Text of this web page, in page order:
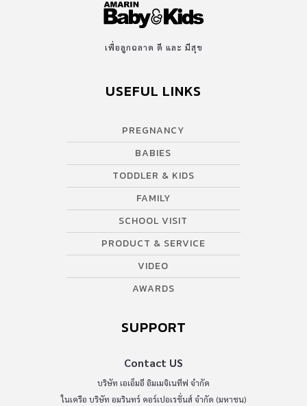
ช่วยสร้างความเข้มแข็งภายในใจ ส่งผลต่อให้ร่างกายแข็งแรงและมี
สุขลักษณะที่ดี กินอาหารถูกโภชนาการ มีบ้านที่ปลอดภัยและสภาพ
แวดล้อมดี หรือส่งเสริมการเรียนรู้และทักษะชีวิตให้กับเด็ก ซึ่งในการ
ทั่วประเทศได้ร่วมลงคะแนนโหวตแบรนด์สินค้าและบริการโดนใจมาก
ผู้ทรงคุณวุฒิ ทั้ง 3 ท่าน ได้แก่ ผศ. ดร.ปนัดดา ธนเศรษฐกร ผู้ช่วยผู้
อำนวยการด้านศูนย์พัฒนาเด็กปฐมวัยสถาบันแห่งชาติเพื่อการพัฒนา
เด็กและครอบครัว มหาวิทยาลัยมหิดล คุณเลิศพร พยาบาลวิชาชีพ ผู้
เชี่ยวชาญด้านการดูแลแม่และเด็ก เจ้าของเพจ โค้ชเลิศพร สอนแม่
และเด็ก และสุดท้าย คุณโบ –ธนากร ชินกูล […]
เพื่อลูกฉลาด ดี และ มีสุข
USEFUL LINKS
PREGNANCY
BABIES
TODDLER & KIDS
FAMILY
SCHOOL VISIT
PRODUCT & SERVICE
VIDEO
AWARDS
SUPPORT
Contact US
บริษัท เอเอ็มอี อิมเมจิเนทีฟ จำกัด
ในเครือ บริษัท อมรินทร์ คอร์เปอเรชั่นส์ จำกัด (มหาชน)